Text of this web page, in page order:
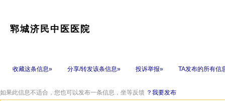
郓城济民中医医院
收藏这条信息» 分享/转发该条信息» 投诉举报» TA发布的所有信
如果此信息不适合，您也可以发布一条信息，坐等反馈 ？我要发布